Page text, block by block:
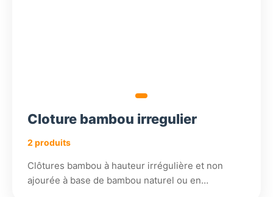
Cloture bambou irregulier
2 produits
Clôtures bambou à hauteur irrégulière et non
ajourée à base de bambou naturel ou en…